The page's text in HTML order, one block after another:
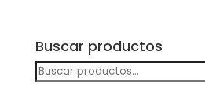
Buscar productos
Buscar